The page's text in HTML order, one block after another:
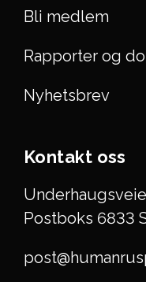
Bli medlem
Rapporter og
Nyhetsbrev
Kontakt oss
Postboks 6833